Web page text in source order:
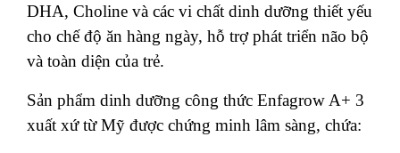
DHA, Choline và các vi chất dinh dưỡng thiết yếu
cho chế độ ăn hàng ngày, hỗ trợ phát triển não bộ
và toàn diện của trẻ.
Sản phẩm dinh dưỡng công thức Enfagrow A+ 3
xuất xứ từ Mỹ được chứng minh lâm sàng, chứa: